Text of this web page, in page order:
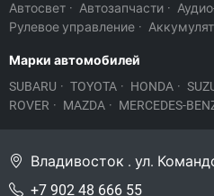
Автосвет · Автозапчасти ·
Рулевое управление ·
Марки автомобилей
SUBARU · TOYOTA · HONDA ·
ROVER · MAZDA · MERCEDES-
Владивосток . ул.
+7 902 48 666 55